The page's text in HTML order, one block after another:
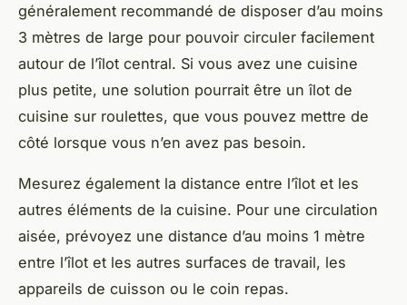
généralement recommandé de disposer d’au moins
3 mètres de large pour pouvoir circuler facilement
autour de l’îlot central. Si vous avez une cuisine
plus petite, une solution pourrait être un îlot de
cuisine sur roulettes, que vous pouvez mettre de
côté lorsque vous n’en avez pas besoin.
Mesurez également la distance entre l’îlot et les
autres éléments de la cuisine. Pour une circulation
aisée, prévoyez une distance d’au moins 1 mètre
entre l’îlot et les autres surfaces de travail, les
appareils de cuisson ou le coin repas.